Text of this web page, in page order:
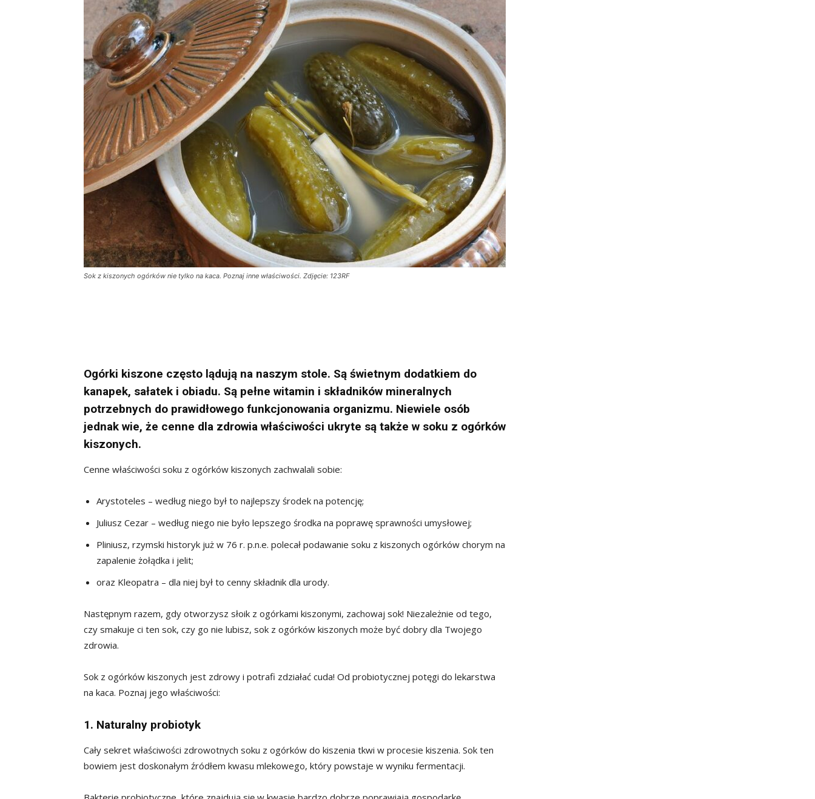
Sok z kiszonych ogórków nie tylko na kaca. Poznaj inne właściwości. Zdjęcie: 123RF
Ogórki kiszone często lądują na naszym stole. Są świetnym dodatkiem do
kanapek, sałatek i obiadu. Są pełne witamin i składników mineralnych
potrzebnych do prawidłowego funkcjonowania organizmu. Niewiele osób
jednak wie, że cenne dla zdrowia właściwości ukryte są także w soku z ogórków
kiszonych.
Cenne właściwości soku z ogórków kiszonych zachwalali sobie:
Arystoteles – według niego był to najlepszy środek na potencję;
Juliusz Cezar – według niego nie było lepszego środka na poprawę sprawności umysłowej;
Pliniusz, rzymski historyk już w 76 r. p.n.e. polecał podawanie soku z kiszonych ogórków chorym na
zapalenie żołądka i jelit;
oraz Kleopatra – dla niej był to cenny składnik dla urody.
Następnym razem, gdy otworzysz słoik z ogórkami kiszonymi, zachowaj sok! Niezależnie od tego,
czy smakuje ci ten sok, czy go nie lubisz, sok z ogórków kiszonych może być dobry dla Twojego
zdrowia.
Sok z ogórków kiszonych jest zdrowy i potrafi zdziałać cuda! Od probiotycznej potęgi do lekarstwa
na kaca. Poznaj jego właściwości:
1. Naturalny probiotyk
Cały sekret właściwości zdrowotnych soku z ogórków do kiszenia tkwi w procesie kiszenia. Sok ten
bowiem jest doskonałym źródłem kwasu mlekowego, który powstaje w wyniku fermentacji.